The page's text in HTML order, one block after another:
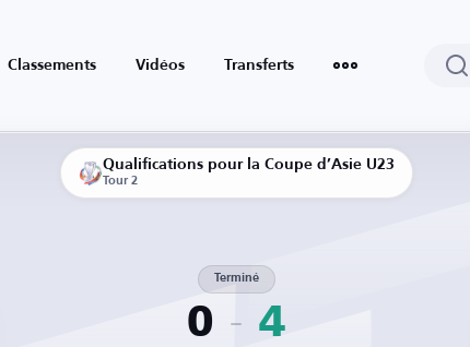
Classements Vidéos Transferts
Qualifications pour la Coupe d’Asie U23
Tour 2
0
Terminé
4